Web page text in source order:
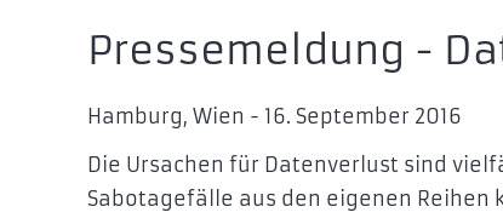
Pressemeldung -
Hamburg, Wien - 16. September 2016
Die Ursachen für Datenverlust sind
Sabotagefälle aus den eigenen Reihen